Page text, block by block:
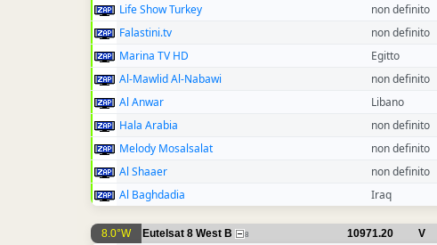
Life Show Turkey
non definito
Falastini.tv
non definito
Marina TV HD
Egitto
Al-Mawlid Al-Nabawi
non definito
Al Anwar
Libano
Hala Arabia
non definito
Melody Mosalsalat
non definito
Al Shaaer
non definito
Al Baghdadia
Iraq
8.0°W Eutelsat 8 West B 8 10971.20 V